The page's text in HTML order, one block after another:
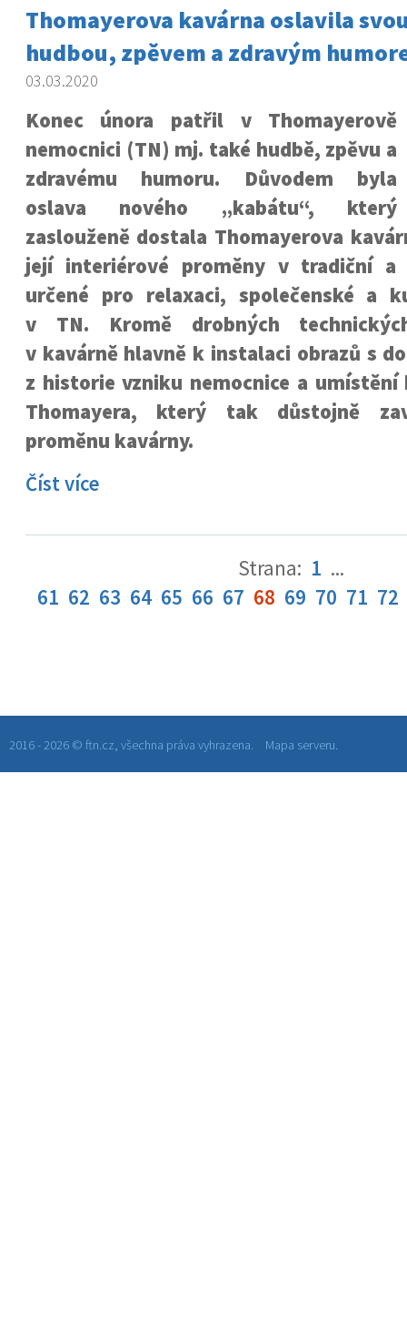
Thomayerova kavárna oslavila
hudbou, zpěvem a zdravým
03.03.2020
Konec února patřil v Thomayerově
nemocnici (TN) mj. také hudbě, zpěvu a
zdravému humoru. Důvodem byla
oslava nového „kabátu“, který
zaslouženě dostala Thomayerova
její interiérové proměny v tradiční a
určené pro relaxaci, společenské a
v TN. Kromě drobných
v kavárně hlavně k instalaci obrazů s
z historie vzniku nemocnice a
Thomayera, který tak důstojně
proměnu kavárny.
Číst více
Strana: 1 ...
61 62 63 64 65 66 67 68 69 70 71 72
2016 - 2026 © ftn.cz, všechna práva vyhrazena. Mapa serveru.